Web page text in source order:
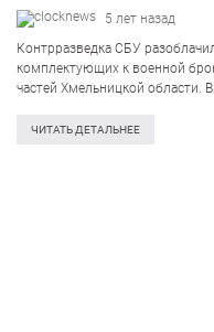
5 лет назад
Контрразведка СБУ
комплектующих к военной
частей Хмельницкой области.
нашего государства. Об этом
ЧИТАТЬ ДЕТАЛЬНЕЕ